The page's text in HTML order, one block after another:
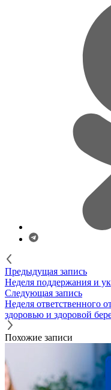
Предыдущая запись
Неделя поддержания и
Следующая запись
Неделя ответственного
здоровью и здоровой
Похожие записи